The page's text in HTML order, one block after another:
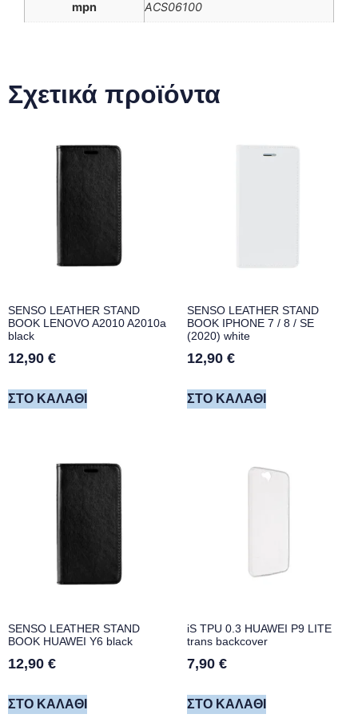
mpn ACS06100
Σχετικά προϊόντα
SENSO LEATHER STAND
BOOK LENOVO A2010 A2010a
black
12,90 €
ΣΤΟ ΚΑΛΆΘΙ
SENSO LEATHER STAND
BOOK IPHONE 7 / 8 / SE
(2020) white
12,90 €
ΣΤΟ ΚΑΛΆΘΙ
SENSO LEATHER STAND
BOOK HUAWEI Y6 black
12,90 €
ΣΤΟ ΚΑΛΆΘΙ
iS TPU 0.3 HUAWEI P9 LITE
trans backcover
7,90 €
ΣΤΟ ΚΑΛΆΘΙ